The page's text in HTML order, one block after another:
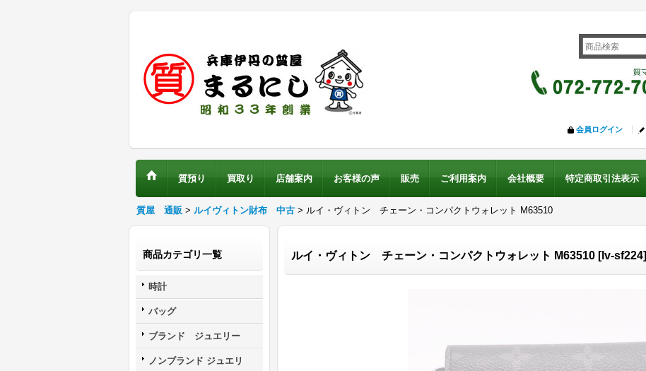
質屋 通販 > ルイヴィトン財布 中古 > ルイ・ヴィトン チェーン・コンパクトウォレット M63510
会員ログイン
質預り 買取り 店舗案内 お客様の声 販売 ご利用案内 会社概要 特定商取引法表示
商品カテゴリ一覧
時計
バッグ
ブランド ジュエリー
ノンブランド ジュエリ
ルイ・ヴィトン チェーン・コンパクトウォレット M63510 [lv-sf224]